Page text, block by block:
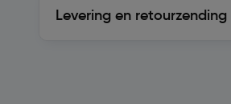
Levering en retourzending